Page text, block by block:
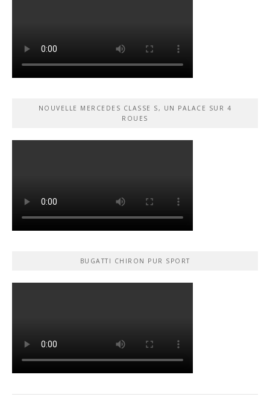
NOUVELLE MERCEDES CLASSE S, UN PALACE SUR 4
ROUES
BUGATTI CHIRON PUR SPORT